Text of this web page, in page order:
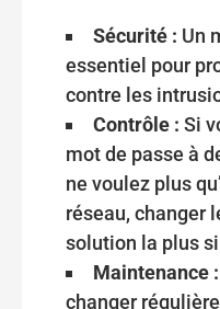
Sécurité : Un
essentiel pour
contre les
Contrôle : Si
mot de passe à
ne voulez plus
réseau, changer
solution la plus
Maintenance :
changer